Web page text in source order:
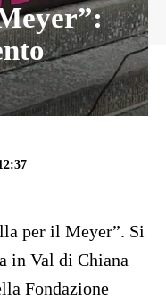
per il Meyer”. Si
in Val di Chiana
Fondazione